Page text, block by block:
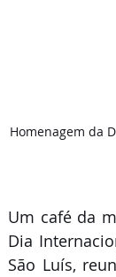
Homenagem da
Um café da
Dia
São Luís,